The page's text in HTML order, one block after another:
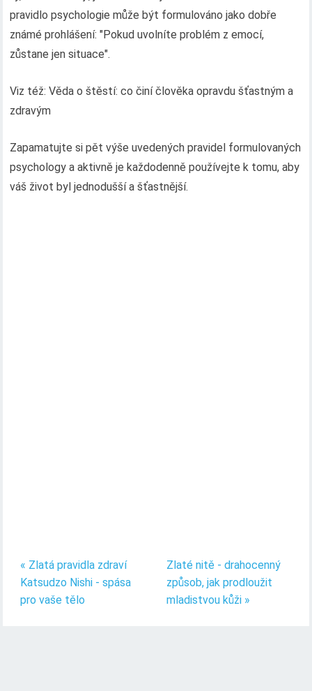
pravidlo psychologie může být formulováno jako dobře
známé prohlášení: "Pokud uvolníte problém z emocí,
zůstane jen situace".
Viz též: Věda o štěstí: co činí člověka opravdu šťastným a
zdravým
Zapamatujte si pět výše uvedených pravidel formulovaných
psychology a aktivně je každodenně používejte k tomu, aby
váš život byl jednodušší a šťastnější.
« Zlatá pravidla zdraví
Katsudzo Nishi - spása
pro vaše tělo
Zlaté nitě - drahocenný
způsob, jak prodloužit
mladistvou kůži »